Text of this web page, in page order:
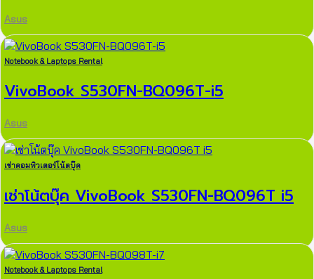
Asus
Notebook & Laptops Rental
VivoBook S530FN-BQ096T-i5
Asus
เช่าคอมพิวเตอร์โน้ตบุ๊ค
เช่าโน้ตบุ๊ค VivoBook S530FN-BQ096T i5
Asus
Notebook & Laptops Rental